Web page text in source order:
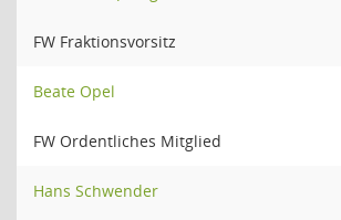
FW Fraktionsvorsitz
Beate Opel
FW Ordentliches Mitglied
Hans Schwender